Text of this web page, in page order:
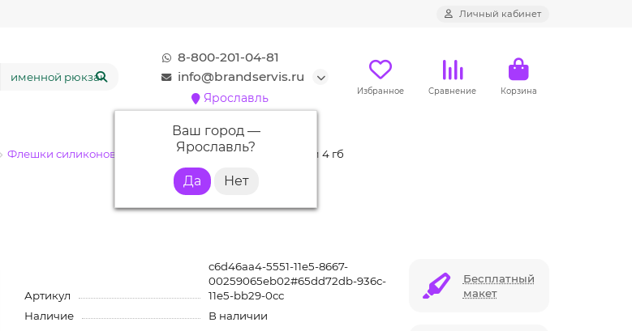
Личный кабинет
8-800-201-04-81
info@brandservis.ru
Ярославль
Ваш город —
Ярославль?
Избранное Сравнение Корзина
Флешки силиконовые Флешка S012 (желтый) с чипом 4 гб
Артикул
c6d46aa4-5551-11e5-8667-
00259065eb02#65dd72db-936c-
11e5-bb29-0cc
Наличие
В наличии
Бесплатный
макет